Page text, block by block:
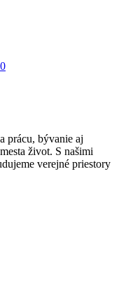
prácu, bývanie aj
život. S našimi
verejné priestory